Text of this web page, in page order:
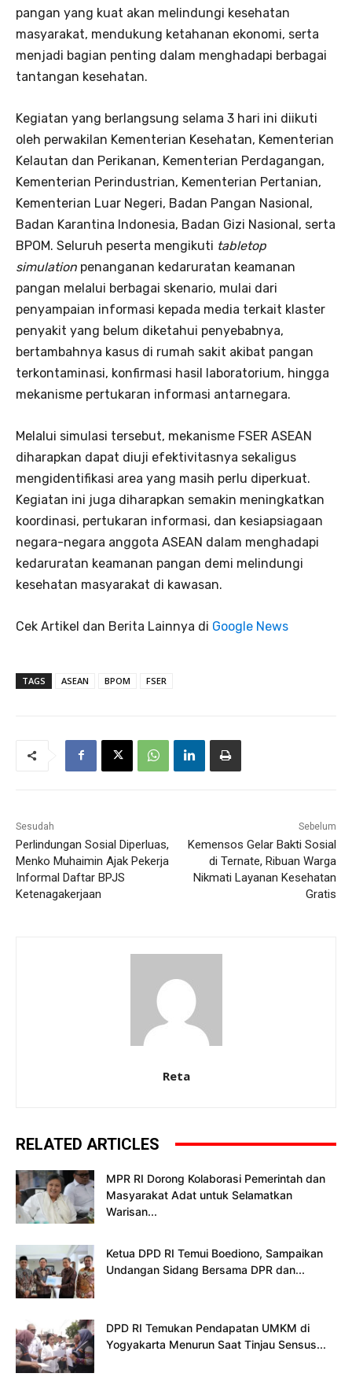
pangan yang kuat akan melindungi kesehatan
masyarakat, mendukung ketahanan ekonomi, serta
menjadi bagian penting dalam menghadapi berbagai
tantangan kesehatan.
Kegiatan yang berlangsung selama 3 hari ini diikuti
oleh perwakilan Kementerian Kesehatan, Kementerian
Kelautan dan Perikanan, Kementerian Perdagangan,
Kementerian Perindustrian, Kementerian Pertanian,
Kementerian Luar Negeri, Badan Pangan Nasional,
Badan Karantina Indonesia, Badan Gizi Nasional, serta
BPOM. Seluruh peserta mengikuti tabletop
simulation penanganan kedaruratan keamanan
pangan melalui berbagai skenario, mulai dari
penyampaian informasi kepada media terkait klaster
penyakit yang belum diketahui penyebabnya,
bertambahnya kasus di rumah sakit akibat pangan
terkontaminasi, konfirmasi hasil laboratorium, hingga
mekanisme pertukaran informasi antarnegara.
Melalui simulasi tersebut, mekanisme FSER ASEAN
diharapkan dapat diuji efektivitasnya sekaligus
mengidentifikasi area yang masih perlu diperkuat.
Kegiatan ini juga diharapkan semakin meningkatkan
koordinasi, pertukaran informasi, dan kesiapsiagaan
negara-negara anggota ASEAN dalam menghadapi
kedaruratan keamanan pangan demi melindungi
kesehatan masyarakat di kawasan.
Cek Artikel dan Berita Lainnya di Google News
TAGS ASEAN BPOM FSER
Sesudah
Perlindungan Sosial Diperluas,
Menko Muhaimin Ajak Pekerja
Informal Daftar BPJS
Ketenagakerjaan
Sebelum
Kemensos Gelar Bakti Sosial
di Ternate, Ribuan Warga
Nikmati Layanan Kesehatan
Gratis
Reta
RELATED ARTICLES
MPR RI Dorong Kolaborasi Pemerintah dan
Masyarakat Adat untuk Selamatkan
Warisan...
Ketua DPD RI Temui Boediono, Sampaikan
Undangan Sidang Bersama DPR dan...
DPD RI Temukan Pendapatan UMKM di
Yogyakarta Menurun Saat Tinjau Sensus...